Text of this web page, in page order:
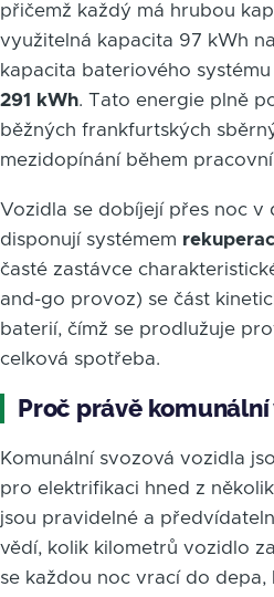
přičemž každý má hrubou
využitelná kapacita 97 kWh
kapacita bateriového
291 kWh. Tato energie plně
běžných frankfurtských
mezidopínání během pracovní
Vozidla se dobíjejí přes noc v
disponují systémem
časté zastávce
and-go provoz) se část
baterií, čímž se prodlužuje
celková spotřeba.
Proč právě
Komunální svozová vozidla
pro elektrifikaci hned z
jsou pravidelné a
vědí, kolik kilometrů vozidlo
se každou noc vrací do depa,